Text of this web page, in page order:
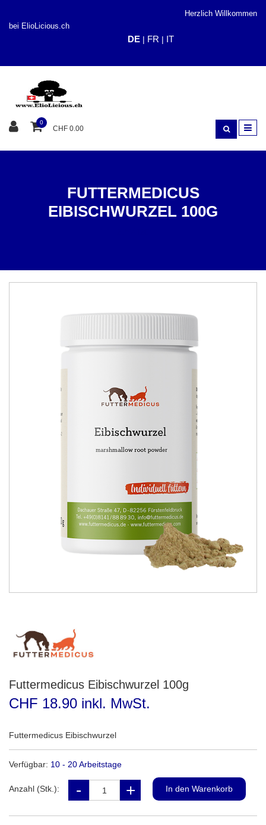
Herzlich Willkommen
bei ElioLicious.ch
DE | FR | IT
0
CHF 0.00
FUTTERMEDICUS
EIBISCHWURZEL 100G
Futtermedicus Eibischwurzel 100g
CHF 18.90 inkl. MwSt.
Futtermedicus Eibischwurzel
Verfügbar: 10 - 20 Arbeitstage
Anzahl (Stk.):